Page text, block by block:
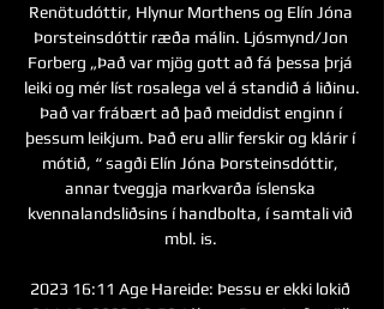
Renötudóttir, Hlynur Morthens og Elín Jóna
Þorsteinsdóttir ræða málin. Ljósmynd/Jon
Forberg „Það var mjög gott að fá þessa þrjá
leiki og mér líst rosalega vel á standið á liðinu.
Það var frábært að það meiddist enginn í
þessum leikjum. Það eru allir ferskir og klárir í
mótið, “ sagði Elín Jóna Þorsteinsdóttir,
annar tveggja markvarða íslenska
kvennalandsliðsins í handbolta, í samtali við
mbl. is.
2023 16:11 Age Hareide: Þessu er ekki lokið